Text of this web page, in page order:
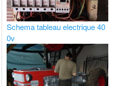
Schema tableau electrique 40
0v